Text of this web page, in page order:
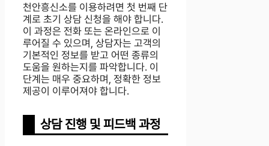
천안흥신소를 이용하려면 첫 번째 단
계로 초기 상담 신청을 해야 합니다.
이 과정은 전화 또는 온라인으로 이
루어질 수 있으며, 상담자는 고객의
기본적인 정보를 받고 어떤 종류의
도움을 원하는지를 파악합니다. 이
단계는 매우 중요하며, 정확한 정보
제공이 이루어져야 합니다.
상담 진행 및 피드백 과정